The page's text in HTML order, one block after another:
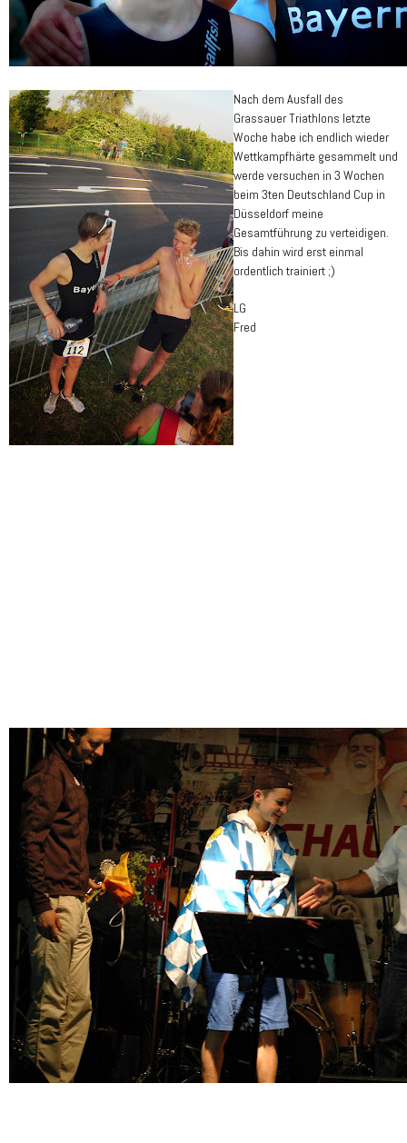
Nach dem Ausfall des
Grassauer Triathlons letzte
Woche habe ich endlich wieder
Wettkampfhärte gesammelt und
werde versuchen in 3 Wochen
beim 3ten Deutschland Cup in
Düsseldorf meine
Gesamtführung zu verteidigen.
Bis dahin wird erst einmal
ordentlich trainiert ;)
LG
Fred